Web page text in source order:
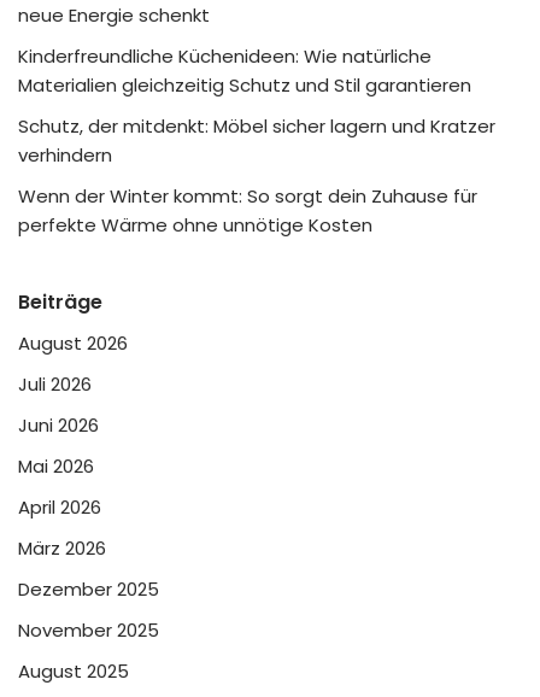
neue Energie schenkt
Kinderfreundliche Küchenideen: Wie natürliche
Materialien gleichzeitig Schutz und Stil garantieren
Schutz, der mitdenkt: Möbel sicher lagern und Kratzer
verhindern
Wenn der Winter kommt: So sorgt dein Zuhause für
perfekte Wärme ohne unnötige Kosten
Beiträge
August 2026
Juli 2026
Juni 2026
Mai 2026
April 2026
März 2026
Dezember 2025
November 2025
August 2025